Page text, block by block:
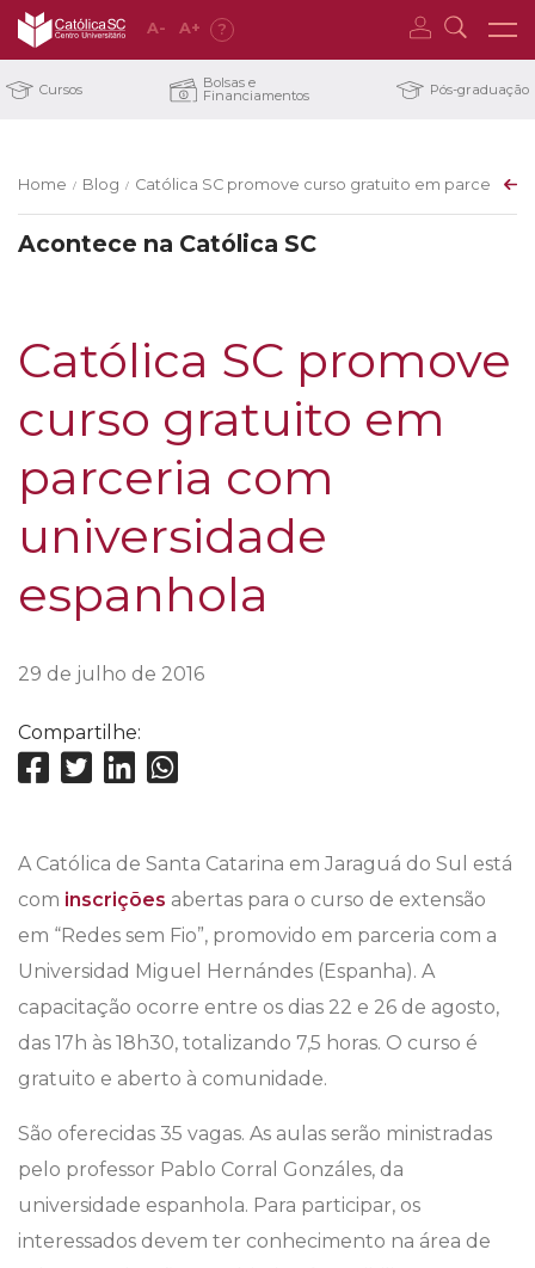
A- A+ ?
Cursos Bolsas e
Financiamentos Pós-graduação
Home / Blog / Católica SC promove curso gratuito em parceria
Acontece na Católica SC
Católica SC promove
curso gratuito em
parceria com
universidade
espanhola
29 de julho de 2016
Compartilhe:
A Católica de Santa Catarina em Jaraguá do Sul está
com inscrições abertas para o curso de extensão
em “Redes sem Fio”, promovido em parceria com a
Universidad Miguel Hernándes (Espanha). A
capacitação ocorre entre os dias 22 e 26 de agosto,
das 17h às 18h30, totalizando 7,5 horas. O curso é
gratuito e aberto à comunidade.
São oferecidas 35 vagas. As aulas serão ministradas
pelo professor Pablo Corral Gonzáles, da
universidade espanhola. Para participar, os
interessados devem ter conhecimento na área de